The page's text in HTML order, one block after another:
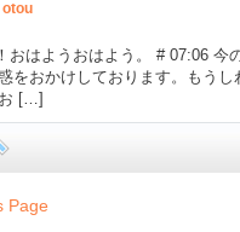
otou
おはようおはよう。 # 07:06 今
をおかけしております。もう
[…]
Page